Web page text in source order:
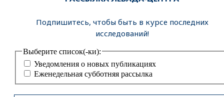
Подпишитесь, чтобы быть в курсе последних
исследований!
Выберите список(-ки):
Уведомления о новых публикациях
Еженедельная субботняя рассылка